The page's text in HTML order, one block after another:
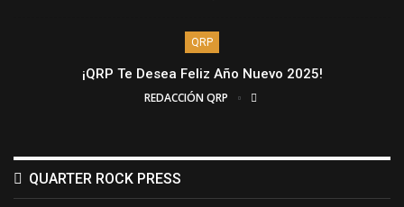
QRP
¡QRP Te Desea Feliz Año Nuevo 2025!
REDACCIÓN QRP
QUARTER ROCK PRESS